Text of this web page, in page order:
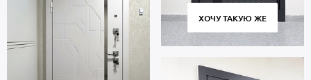
ХОЧУ ТАКУЮ ЖЕ